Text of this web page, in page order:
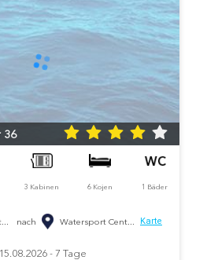
36
3 Kabinen 6 Kojen 1 Bäder
nach Watersport Cent... Karte
- 7 Tage